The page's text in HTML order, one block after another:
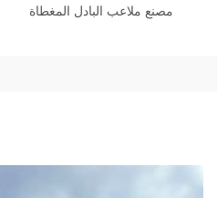
مصنع ملاعب البادل المغطاة